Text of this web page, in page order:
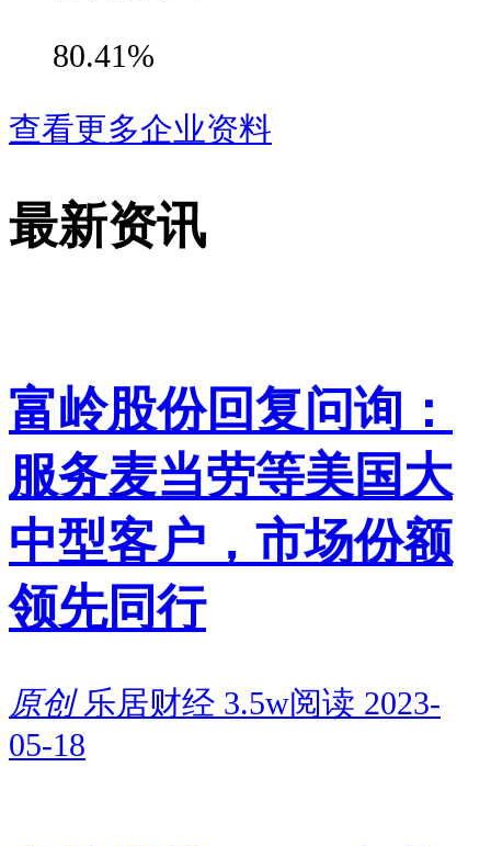
80.41%
查看更多企业资料
最新资讯
富岭股份回复问询：
服务麦当劳等美国大
中型客户，市场份额
领先同行
原创 乐居财经 3.5w阅读 2023-
05-18